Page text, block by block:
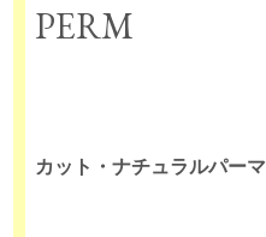
PERM
カット・ナチュラルパー